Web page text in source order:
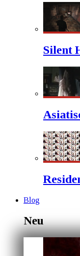
Silent
Blog
Neu